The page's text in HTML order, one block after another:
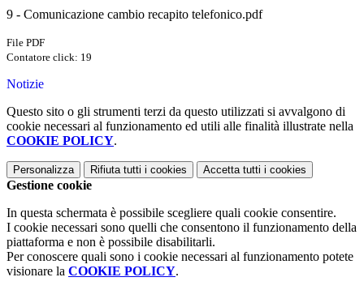
9 - Comunicazione cambio recapito telefonico.pdf
File PDF
Contatore click: 19
Notizie
Questo sito o gli strumenti terzi da questo utilizzati si avvalgono di
cookie necessari al funzionamento ed utili alle finalità illustrate nella
COOKIE POLICY.
Personalizza Rifiuta tutti i cookies Accetta tutti i cookies
Gestione cookie
In questa schermata è possibile scegliere quali cookie consentire.
I cookie necessari sono quelli che consentono il funzionamento della
piattaforma e non è possibile disabilitarli.
Per conoscere quali sono i cookie necessari al funzionamento potete
visionare la COOKIE POLICY.